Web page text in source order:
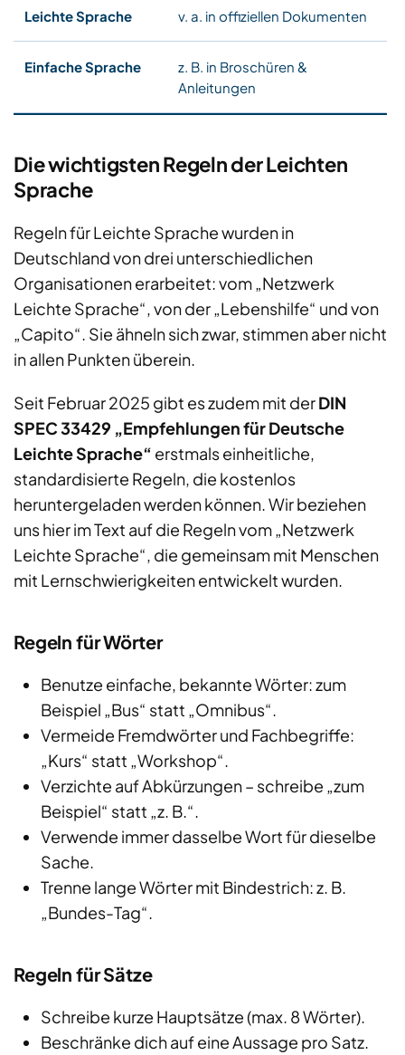
v. a. in offiziellen Dokumenten
z. B. in Broschüren &
Anleitungen
Die wichtigsten Regeln der Leichten
Sprache
Regeln für Leichte Sprache wurden in
Deutschland von drei unterschiedlichen
Organisationen erarbeitet: vom „Netzwerk
Leichte Sprache“, von der „Lebenshilfe“ und von
„Capito“. Sie ähneln sich zwar, stimmen aber nicht
in allen Punkten überein.
Seit Februar 2025 gibt es zudem mit derDIN
SPEC 33429 „Empfehlungen für Deutsche
Leichte Sprache“ erstmals einheitliche,
standardisierte Regeln, die kostenlos
heruntergeladen werden können. Wir beziehen
uns hier im Text auf die Regeln vom „Netzwerk
Leichte Sprache“, die gemeinsam mit Menschen
mit Lernschwierigkeiten entwickelt wurden.
Regeln für Wörter
Benutze einfache, bekannte Wörter: zum
Beispiel „Bus“ statt „Omnibus“.
Vermeide Fremdwörter und Fachbegriffe:
„Kurs“ statt „Workshop“.
Verzichte auf Abkürzungen – schreibe „zum
Beispiel“ statt „z. B.“.
Verwende immer dasselbe Wort für dieselbe
Sache.
Trenne lange Wörter mit Bindestrich: z. B.
„Bundes-Tag“.
Regeln für Sätze
Schreibe kurze Hauptsätze (max. 8 Wörter).
Beschränke dich auf eine Aussage pro Satz.